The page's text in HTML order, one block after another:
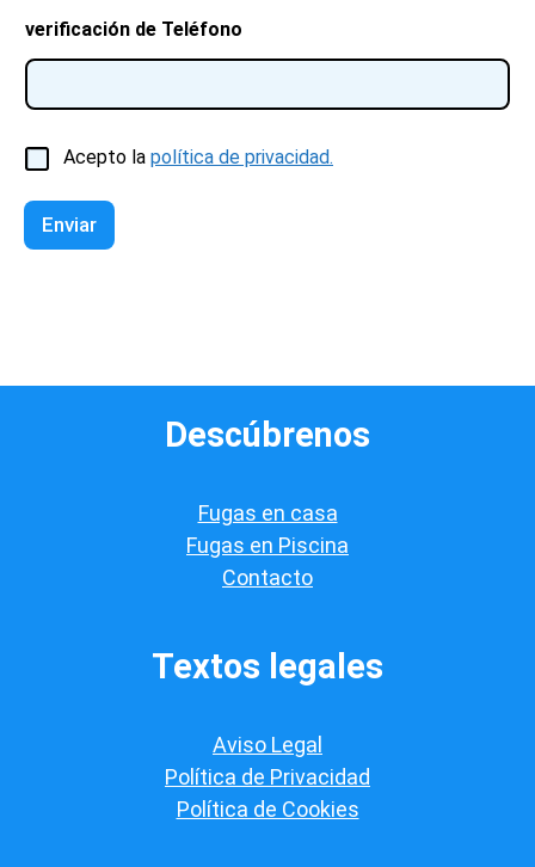
verificación de Teléfono
C
a
s
l
v
Acepto la política de privacidad.
Enviar
Descúbrenos
Fugas en casa
Fugas en Piscina
Contacto
Textos legales
Aviso Legal
Política de Privacidad
Política de Cookies